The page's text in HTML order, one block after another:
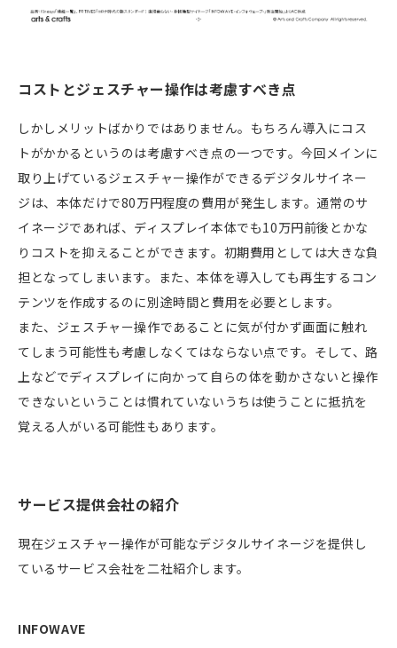
コストとジェスチャー操作は考慮すべき点
しかしメリットばかりではありません。もちろん導入にコス
トがかかるというのは考慮すべき点の一つです。今回メインに
取り上げているジェスチャー操作ができるデジタルサイネー
ジは、本体だけで80万円程度の費用が発生します。通常のサ
イネージであれば、ディスプレイ本体でも10万円前後とかな
りコストを抑えることができます。初期費用としては大きな負
担となってしまいます。また、本体を導入しても再生するコン
テンツを作成するのに別途時間と費用を必要とします。
また、ジェスチャー操作であることに気が付かず画面に触れ
てしまう可能性も考慮しなくてはならない点です。そして、路
上などでディスプレイに向かって自らの体を動かさないと操作
できないということは慣れていないうちは使うことに抵抗を
覚える人がいる可能性もあります。
サービス提供会社の紹介
現在ジェスチャー操作が可能なデジタルサイネージを提供し
ているサービス会社を二社紹介します。
INFOWAVE